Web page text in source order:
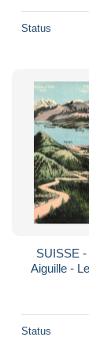
Status
SUISSE
Aiguille -
Status